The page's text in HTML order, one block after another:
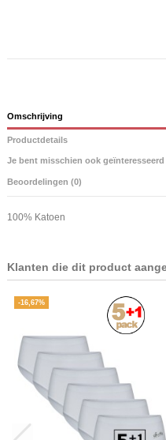
Omschrijving
Productdetails
Je bent misschien ook geïnteresseerd
Beoordelingen (0)
100% Katoen
Klanten die dit product
-16,67%